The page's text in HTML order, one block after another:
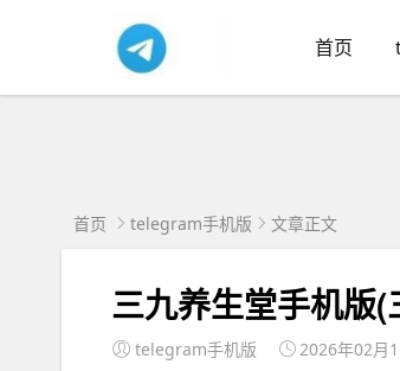
首页
首页 telegram手机版 文章正文
三九养生堂手机版
telegram手机版 2026年02月